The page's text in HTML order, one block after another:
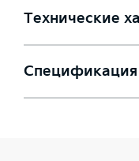
Технические
Спецификация